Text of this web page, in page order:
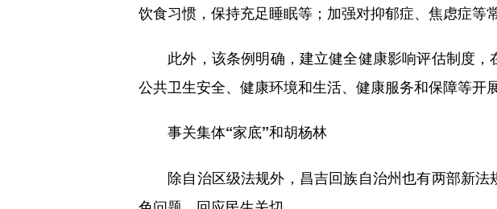
饮食习惯，保持充足睡眠等；加强对抑郁症、焦虑症等
此外，该条例明确，建立健全健康影响评估制度，
公共卫生安全、健康环境和生活、健康服务和保障等开
事关集体“家底”和胡杨林
除自治区级法规外，昌吉回族自治州也有两部新法